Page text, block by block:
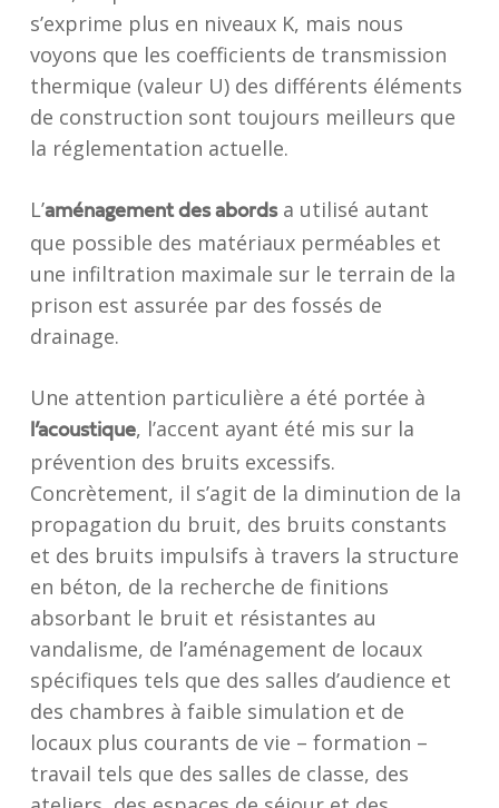
s’exprime plus en niveaux K, mais nous
voyons que les coefficients de transmission
thermique (valeur U) des différents éléments
de construction sont toujours meilleurs que
la réglementation actuelle.
L’aménagement des abordsa utilisé autant
que possible des matériaux perméables et
une infiltration maximale sur le terrain de la
prison est assurée par des fossés de
drainage.
Une attention particulière a été portée à
l’acoustique, l’accent ayant été mis sur la
prévention des bruits excessifs.
Concrètement, il s’agit de la diminution de la
propagation du bruit, des bruits constants
et des bruits impulsifs à travers la structure
en béton, de la recherche de finitions
absorbant le bruit et résistantes au
vandalisme, de l’aménagement de locaux
spécifiques tels que des salles d’audience et
des chambres à faible simulation et de
locaux plus courants de vie – formation –
travail tels que des salles de classe, des